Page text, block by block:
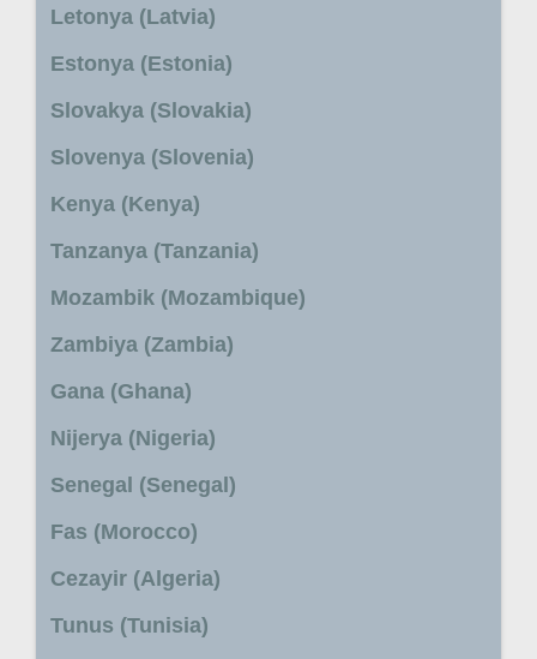
Letonya (Latvia)
Estonya (Estonia)
Slovakya (Slovakia)
Slovenya (Slovenia)
Kenya (Kenya)
Tanzanya (Tanzania)
Mozambik (Mozambique)
Zambiya (Zambia)
Gana (Ghana)
Nijerya (Nigeria)
Senegal (Senegal)
Fas (Morocco)
Cezayir (Algeria)
Tunus (Tunisia)